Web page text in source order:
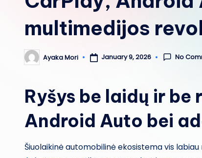
multimedijos
Posted
by
Ayaka Mori January 9, 2026 No
Ryšys be laidų ir be
Android Auto bei
Šiuolaikinė automobilinė ekosistema vis